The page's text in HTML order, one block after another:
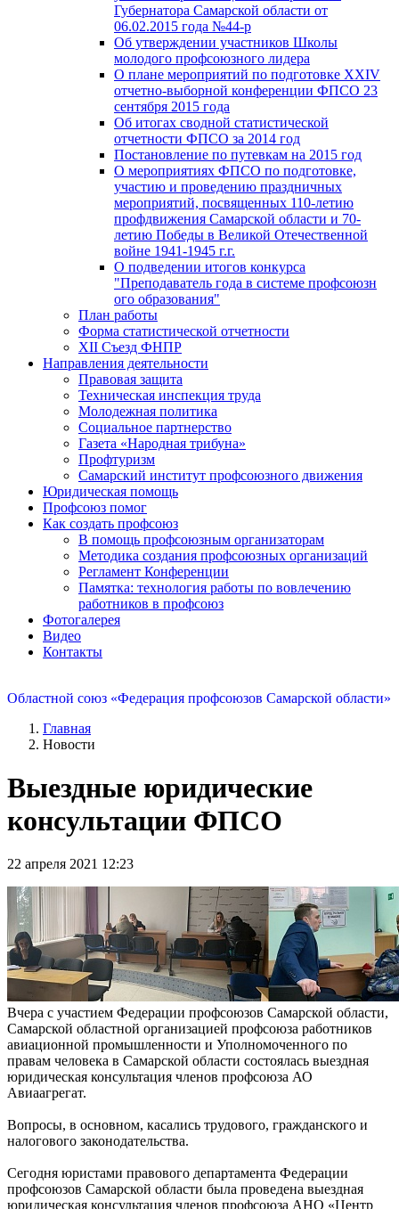
Губернатора Самарской области от
06.02.2015 года №44-р
Об утверждении участников Школы
молодого профсоюзного лидера
О плане мероприятий по подготовке XXIV
отчетно-выборной конференции ФПСО 23
сентября 2015 года
Об итогах сводной статистической
отчетности ФПСО за 2014 год
Постановление по путевкам на 2015 год
О мероприятиях ФПСО по подготовке,
участию и проведению праздничных
мероприятий, посвященных 110-летию
профдвижения Самарской области и 70-
летию Победы в Великой Отечественной
войне 1941-1945 г.г.
О подведении итогов конкурса
"Преподаватель года в системе профсоюзн
ого образования"
План работы
Форма статистической отчетности
XII Съезд ФНПР
Направления деятельности
Правовая защита
Техническая инспекция труда
Молодежная политика
Социальное партнерство
Газета «Народная трибуна»
Профтуризм
Самарский институт профсоюзного движения
Юридическая помощь
Профсоюз помог
Как создать профсоюз
В помощь профсоюзным организаторам
Методика создания профсоюзных организаций
Регламент Конференции
Памятка: технология работы по вовлечению
работников в профсоюз
Фотогалерея
Видео
Контакты
Областной союз «Федерация профсоюзов Самарской области»
Главная
Новости
Выездные юридические
консультации ФПСО
22 апреля 2021 12:23
Вчера с участием Федерации профсоюзов Самарской области,
Самарской областной организацией профсоюза работников
авиационной промышленности и Уполномоченного по
правам человека в Самарской области состоялась выездная
юридическая консультация членов профсоюза АО
Авиаагрегат.
Вопросы, в основном, касались трудового, гражданского и
налогового законодательства.
Сегодня юристами правового департамента Федерации
профсоюзов Самарской области была проведена выездная
юридическая консультация членов профсоюза АНО «Центр